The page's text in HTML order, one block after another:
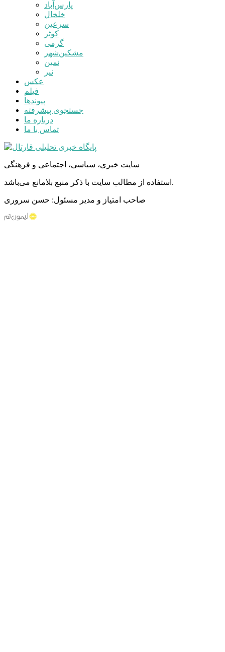
پارس‌آباد
خلخال
سرعین
کوثر
گرمی
مشکین‌شهر
نمین
نیر
عکس
فیلم
پیوندها
جستجوی پیشرفته
درباره ما
تماس با ما
سایت خبری، سیاسی، اجتماعی و فرهنگی
استفاده از مطالب سایت با ذکر منبع بلامانع می‌باشد.
صاحب امتیاز و مدیر مسئول: حسن سروری